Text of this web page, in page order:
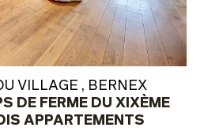
VILLAGE , BERNEX
DE FERME DU XIXÈME
APPARTEMENTS